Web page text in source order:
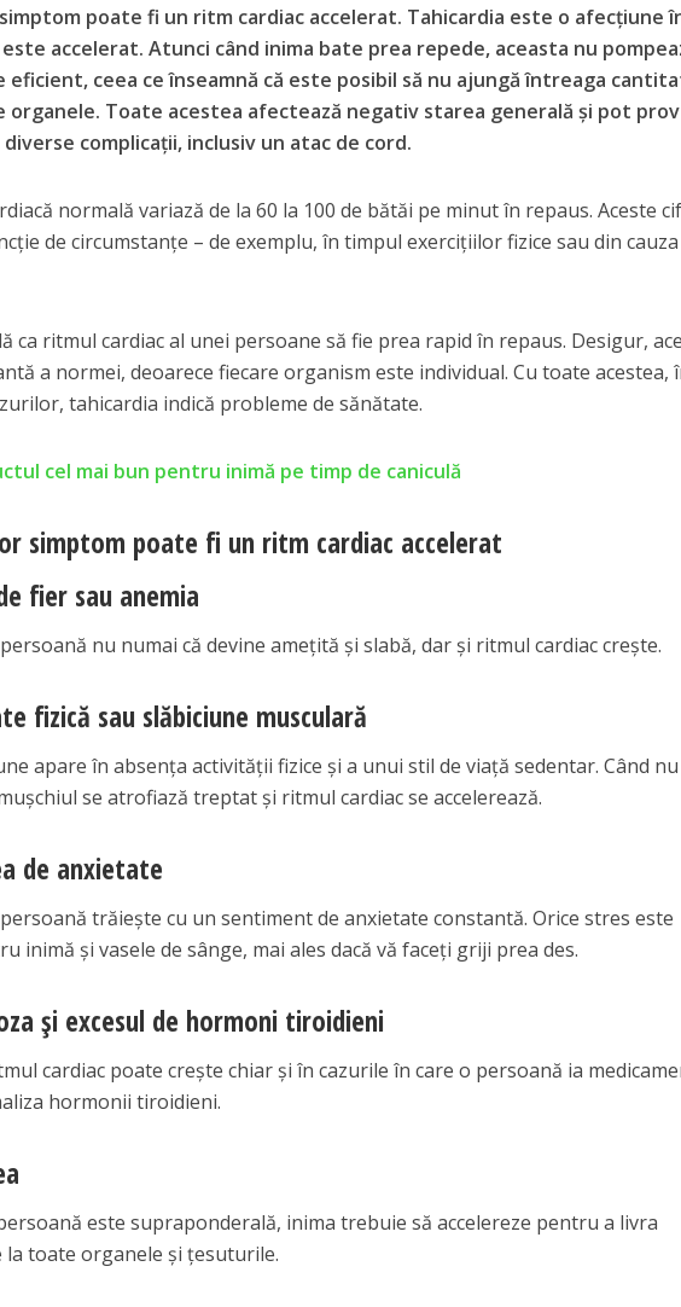
poate fi un ritm cardiac accelerat. Tahicardia este o afecțiune
accelerat. Atunci când inima bate prea repede, aceasta nu
eficient, ceea ce înseamnă că este posibil să nu ajungă întreaga
organele. Toate acestea afectează negativ starea generală și pot
diverse complicații, inclusiv un atac de cord.
normală variază de la 60 la 100 de bătăi pe minut în repaus. Aceste
de circumstanțe – de exemplu, în timpul exercițiilor fizice sau din cauza
ca ritmul cardiac al unei persoane să fie prea rapid în repaus. Desigur,
a normei, deoarece fiecare organism este individual. Cu toate acestea,
tahicardia indică probleme de sănătate.
cel mai bun pentru inimă pe timp de caniculă
simptom poate fi un ritm cardiac accelerat
fier sau anemia
nu numai că devine amețită și slabă, dar și ritmul cardiac crește.
fizică sau slăbiciune musculară
apare în absența activității fizice și a unui stil de viață sedentar. Când nu
se atrofiază treptat și ritmul cardiac se accelerează.
de anxietate
trăiește cu un sentiment de anxietate constantă. Orice stres este
inimă și vasele de sânge, mai ales dacă vă faceți griji prea des.
și excesul de hormoni tiroidieni
cardiac poate crește chiar și în cazurile în care o persoană ia
hormonii tiroidieni.
este supraponderală, inima trebuie să accelereze pentru a livra
la toate organele și țesuturile.